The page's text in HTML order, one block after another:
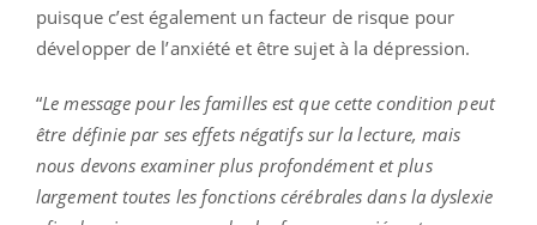
puisque c’est également un facteur de risque pour
développer de l’anxiété et être sujet à la dépression.
“Le message pour les familles est que cette condition peut
être définie par ses effets négatifs sur la lecture, mais
nous devons examiner plus profondément et plus
largement toutes les fonctions cérébrales dans la dyslexie